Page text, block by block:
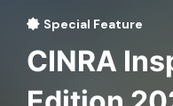
Special Feature
CINRA